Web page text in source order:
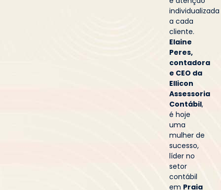
individualizada
a cada
cliente.
Elaine
Peres,
contadora
e CEO da
Ellicon
Assessoria
Contábil,
é hoje
uma
mulher de
sucesso,
líder no
setor
contábil
em Praia